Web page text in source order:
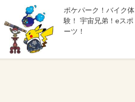
ポケパーク！バイク体
験！ 宇宙兄弟！eスポ
ーツ！